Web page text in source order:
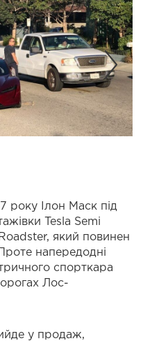
року Ілон Маск під
Tesla Semi
який повинен
напередодні
спорткара
Лос-
у продаж,